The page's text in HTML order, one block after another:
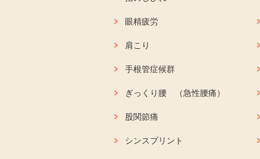
眼精疲労
肩こり
手根管症候群
ぎっくり腰 （急性腰痛）
股関節痛
シンスプリント